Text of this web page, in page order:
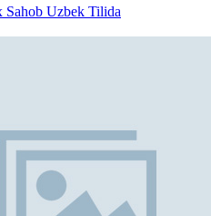
Uzbek Tilida